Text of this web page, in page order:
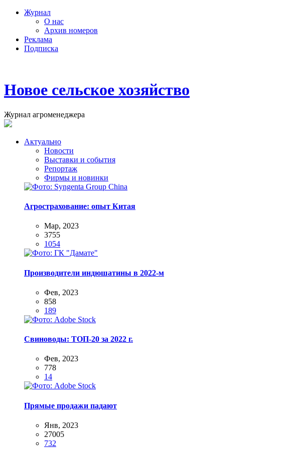
Журнал
О нас
Архив номеров
Реклама
Подписка
Новое сельское хозяйство
Журнал агроменеджера
Актуально
Новости
Выставки и события
Репортаж
Фирмы и новинки
Агрострахование: опыт Китая
Мар, 2023
3755
1054
Производители индюшатины в 2022-м
Фев, 2023
858
189
Свиноводы: ТОП-20 за 2022 г.
Фев, 2023
778
14
Прямые продажи падают
Янв, 2023
27005
732